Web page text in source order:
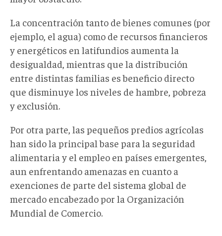
La concentración tanto de bienes comunes (por
ejemplo, el agua) como de recursos financieros
y energéticos en latifundios aumenta la
desigualdad, mientras que la distribución
entre distintas familias es beneficio directo
que disminuye los niveles de hambre, pobreza
y exclusión.
Por otra parte, las pequeños predios agrícolas
han sido la principal base para la seguridad
alimentaria y el empleo en países emergentes,
aun enfrentando amenazas en cuanto a
exenciones de parte del sistema global de
mercado encabezado por la Organización
Mundial de Comercio.